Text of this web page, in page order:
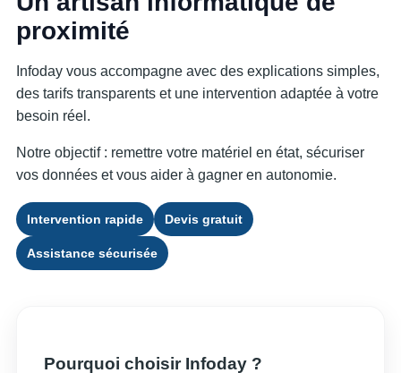
proximité
Infoday vous accompagne avec des explications simples,
des tarifs transparents et une intervention adaptée à votre
besoin réel.
Notre objectif : remettre votre matériel en état, sécuriser
vos données et vous aider à gagner en autonomie.
Intervention rapide Devis gratuit
Assistance sécurisée
Pourquoi choisir Infoday ?